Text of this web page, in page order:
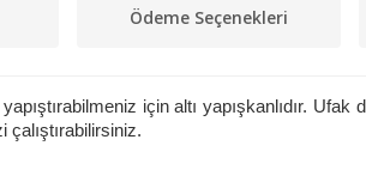
Ödeme Seçenekleri
için altı yapışkanlıdır. Ufak